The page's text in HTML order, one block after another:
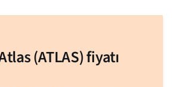
(ATLAS) fiyatı